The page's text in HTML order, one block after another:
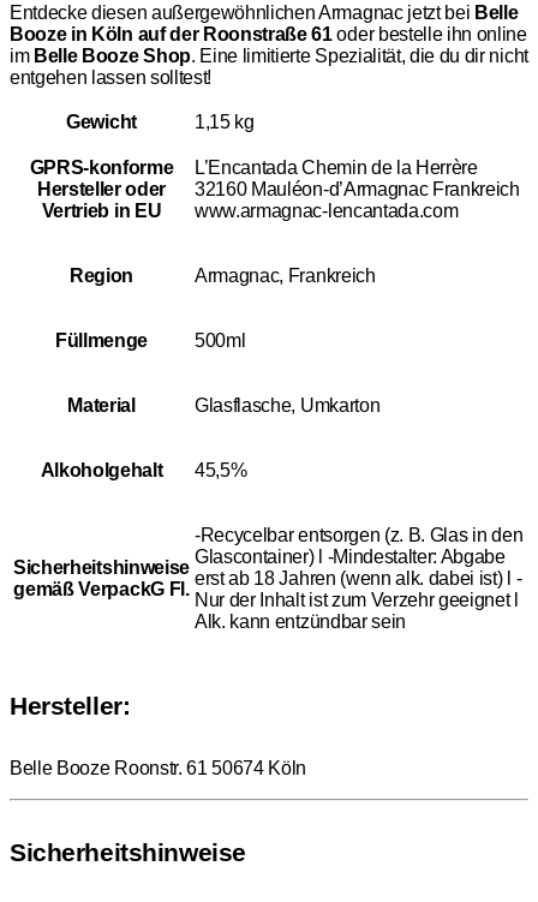
Entdecke diesen außergewöhnlichen Armagnac jetzt bei Belle
Booze in Köln auf der Roonstraße 61oder bestelle ihn online
im Belle Booze Shop. Eine limitierte Spezialität, die du dir nicht
entgehen lassen solltest!
Gewicht 1,15 kg
GPRS-konforme
Hersteller oder
Vertrieb in EU
L’Encantada Chemin de la Herrère
32160 Mauléon-d’Armagnac Frankreich
www.armagnac-lencantada.com
Region Armagnac, Frankreich
Füllmenge 500ml
Material Glasflasche, Umkarton
Alkoholgehalt 45,5%
Sicherheitshinweise
gemäß VerpackG Fl.
-Recycelbar entsorgen (z. B. Glas in den
Glascontainer) l -Mindestalter: Abgabe
erst ab 18 Jahren (wenn alk. dabei ist) l -
Nur der Inhalt ist zum Verzehr geeignet l
Alk. kann entzündbar sein
Hersteller:
Belle Booze Roonstr. 61 50674 Köln
Sicherheitshinweise